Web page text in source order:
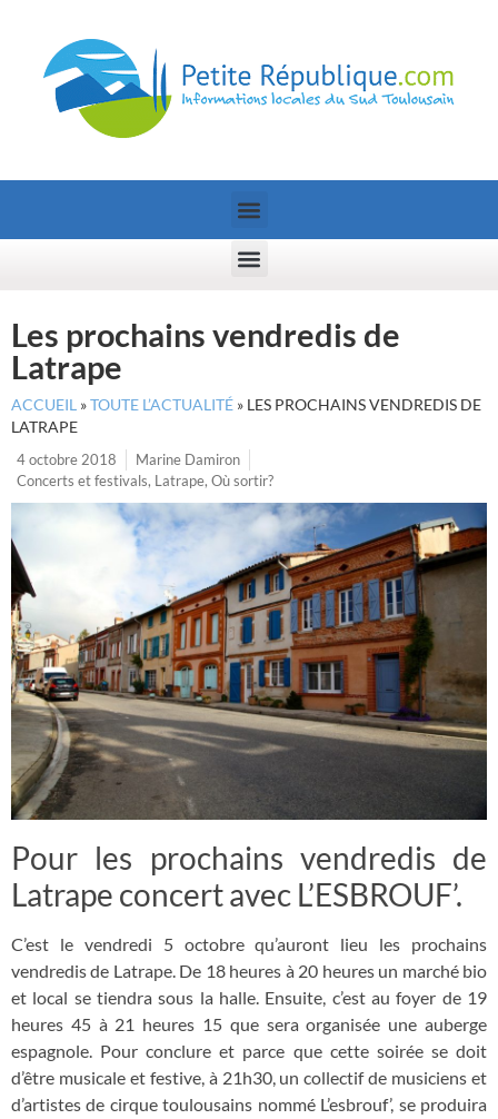
Les prochains vendredis de
Latrape
ACCUEIL »TOUTE L’ACTUALITÉ » LES PROCHAINS VENDREDIS DE
LATRAPE
4 octobre 2018
Marine Damiron
Concerts et festivals, Latrape, Où sortir?
Pour les prochains vendredis de
Latrape concert avec L’ESBROUF’.
C’est le vendredi 5 octobre qu’auront lieu les prochains
vendredis de Latrape. De 18 heures à 20 heures un marché bio
et local se tiendra sous la halle. Ensuite, c’est au foyer de 19
heures 45 à 21 heures 15 que sera organisée une auberge
espagnole. Pour conclure et parce que cette soirée se doit
d’être musicale et festive, à 21h30, un collectif de musiciens et
d’artistes de cirque toulousains nommé L’esbrouf’, se produira